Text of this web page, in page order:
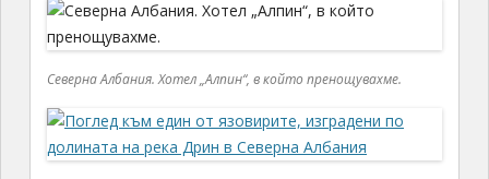
Северна Албания. Хотел „Алпин“, в който пренощувахме.